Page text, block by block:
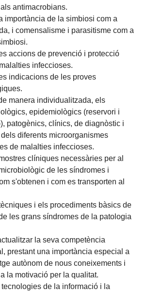
antimacrobians.
importància de la simbiosi com a
i comensalisme i parasitisme com a
accions de prevenció i protecció
infeccioses.
indicacions de les proves
manera individualitzada, els
epidemiològics (reservori i
patogènics, clínics, de diagnòstic i
diferents microorganismes
de malalties infeccioses.
clíniques necessàries per al
de les síndromes i
s'obtenen i com es transporten al
i els procediments bàsics de
les grans síndromes de la patologia
la seva competència
prestant una importància especial a
autònom de nous coneixements i
la motivació per la qualitat.
de la informació i la